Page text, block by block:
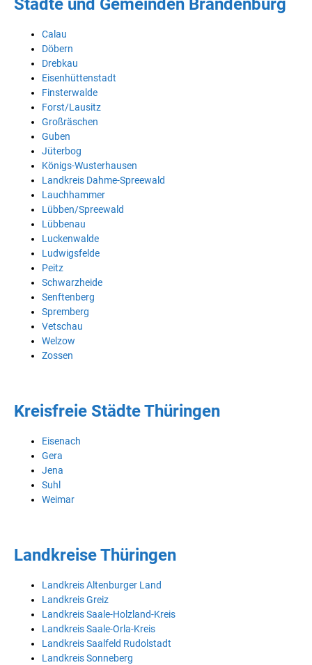
Städte und Gemeinden Brandenburg
Calau
Döbern
Drebkau
Eisenhüttenstadt
Finsterwalde
Forst/Lausitz
Großräschen
Guben
Jüterbog
Königs-Wusterhausen
Landkreis Dahme-Spreewald
Lauchhammer
Lübben/Spreewald
Lübbenau
Luckenwalde
Ludwigsfelde
Peitz
Schwarzheide
Senftenberg
Spremberg
Vetschau
Welzow
Zossen
Kreisfreie Städte Thüringen
Eisenach
Gera
Jena
Suhl
Weimar
Landkreise Thüringen
Landkreis Altenburger Land
Landkreis Greiz
Landkreis Saale-Holzland-Kreis
Landkreis Saale-Orla-Kreis
Landkreis Saalfeld Rudolstadt
Landkreis Sonneberg